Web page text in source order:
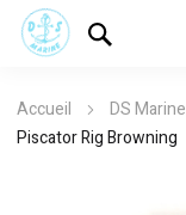
Accueil DS Marine
Piscator Rig Browning